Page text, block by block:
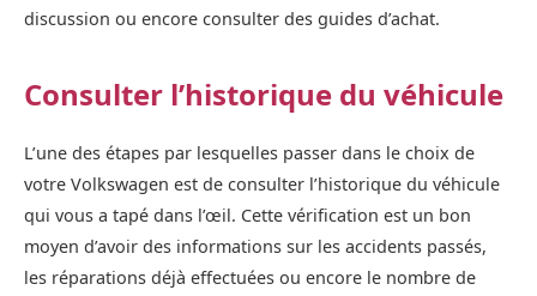
discussion ou encore consulter des guides d’achat.
Consulter l’historique du véhicule
L’une des étapes par lesquelles passer dans le choix de
votre Volkswagen est de consulter l’historique du véhicule
qui vous a tapé dans l’œil. Cette vérification est un bon
moyen d’avoir des informations sur les accidents passés,
les réparations déjà effectuées ou encore le nombre de